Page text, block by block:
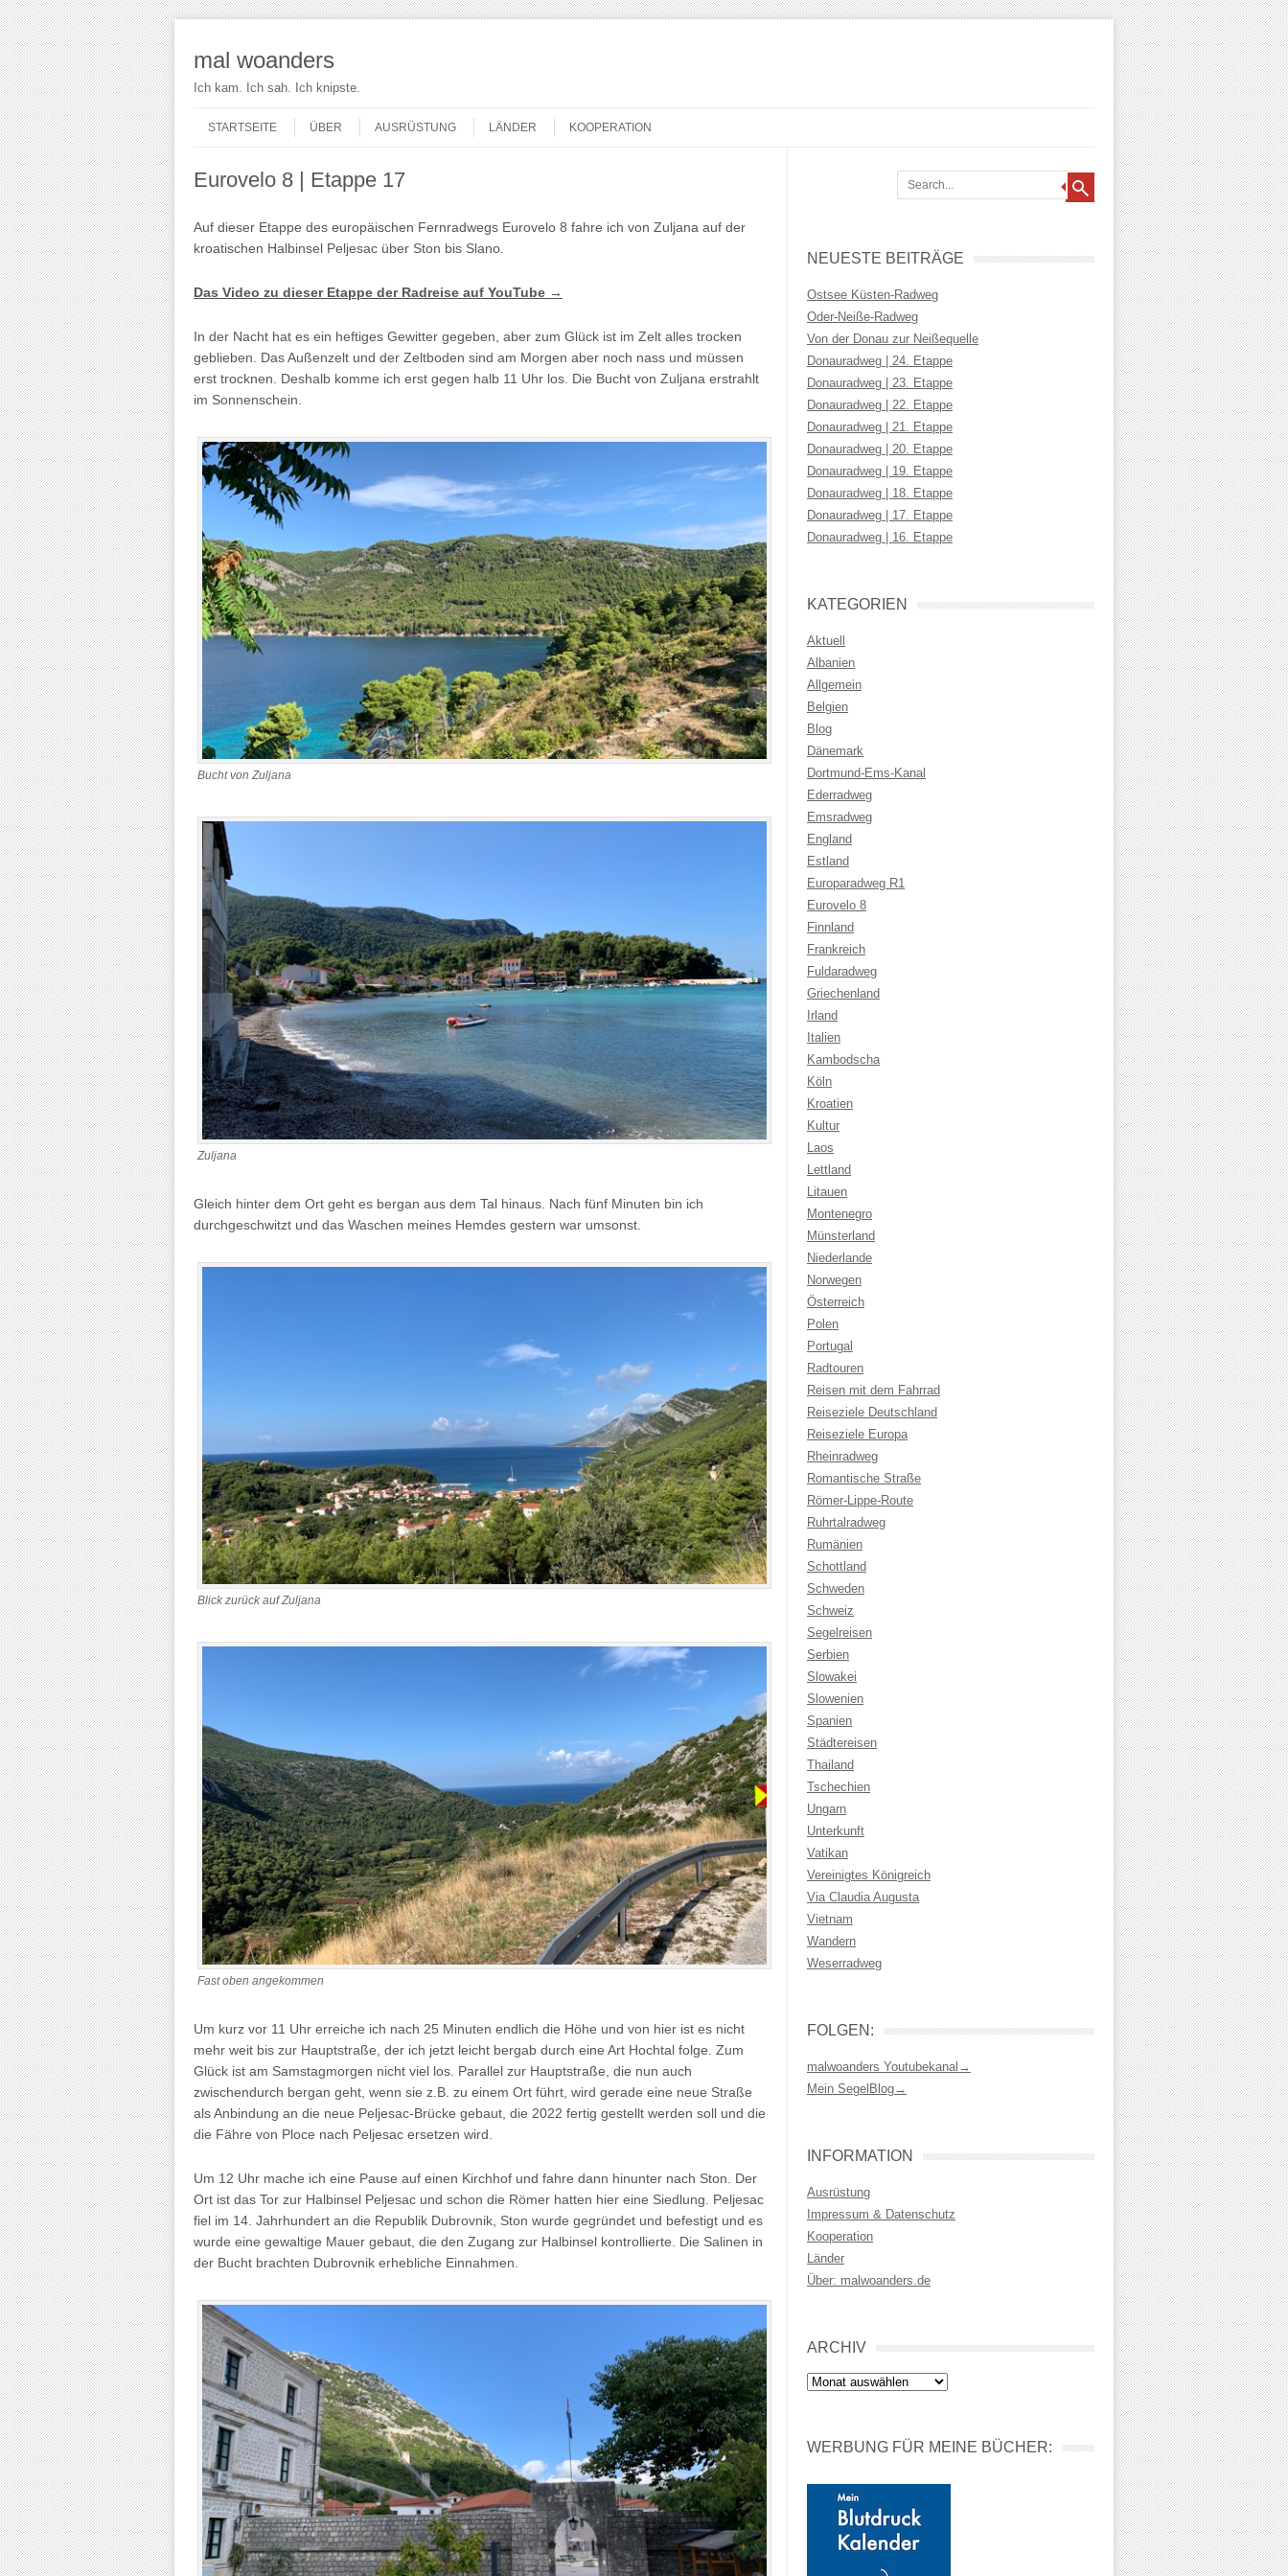
mal woanders
Ich kam. Ich sah. Ich knipste.
Menu
STARTSEITE
ÜBER AUSRÜSTUNG LÄNDER KOOPERATION
Eurovelo 8 | Etappe 17
Auf dieser Etappe des europäischen Fernradwegs Eurovelo 8 fahre ich von Zuljana auf der
kroatischen Halbinsel Peljesac über Ston bis Slano.
Das Video zu dieser Etappe der Radreise auf YouTube →
In der Nacht hat es ein heftiges Gewitter gegeben, aber zum Glück ist im Zelt alles trocken
geblieben. Das Außenzelt und der Zeltboden sind am Morgen aber noch nass und müssen
erst trocknen. Deshalb komme ich erst gegen halb 11 Uhr los. Die Bucht von Zuljana erstrahlt
im Sonnenschein.
Bucht von Zuljana
Zuljana
Gleich hinter dem Ort geht es bergan aus dem Tal hinaus. Nach fünf Minuten bin ich
durchgeschwitzt und das Waschen meines Hemdes gestern war umsonst.
Blick zurück auf Zuljana
Fast oben angekommen
Um kurz vor 11 Uhr erreiche ich nach 25 Minuten endlich die Höhe und von hier ist es nicht
mehr weit bis zur Hauptstraße, der ich jetzt leicht bergab durch eine Art Hochtal folge. Zum
Glück ist am Samstagmorgen nicht viel los. Parallel zur Hauptstraße, die nun auch
zwischendurch bergan geht, wenn sie z.B. zu einem Ort führt, wird gerade eine neue Straße
als Anbindung an die neue Peljesac-Brücke gebaut, die 2022 fertig gestellt werden soll und die
die Fähre von Ploce nach Peljesac ersetzen wird.
Um 12 Uhr mache ich eine Pause auf einen Kirchhof und fahre dann hinunter nach Ston. Der
Ort ist das Tor zur Halbinsel Peljesac und schon die Römer hatten hier eine Siedlung. Peljesac
fiel im 14. Jahrhundert an die Republik Dubrovnik, Ston wurde gegründet und befestigt und es
wurde eine gewaltige Mauer gebaut, die den Zugang zur Halbinsel kontrollierte. Die Salinen in
der Bucht brachten Dubrovnik erhebliche Einnahmen.
NEUESTE BEITRÄGE
Ostsee Küsten-Radweg
Oder-Neiße-Radweg
Von der Donau zur Neißequelle
Donauradweg | 24. Etappe
Donauradweg | 23. Etappe
Donauradweg | 22. Etappe
Donauradweg | 21. Etappe
Donauradweg | 20. Etappe
Donauradweg | 19. Etappe
Donauradweg | 18. Etappe
Donauradweg | 17. Etappe
Donauradweg | 16. Etappe
KATEGORIEN
Aktuell
Albanien
Allgemein
Belgien
Blog
Dänemark
Dortmund-Ems-Kanal
Ederradweg
Emsradweg
England
Estland
Europaradweg R1
Eurovelo 8
Finnland
Frankreich
Fuldaradweg
Griechenland
Irland
Italien
Kambodscha
Köln
Kroatien
Kultur
Laos
Lettland
Litauen
Montenegro
Münsterland
Niederlande
Norwegen
Österreich
Polen
Portugal
Radtouren
Reisen mit dem Fahrrad
Reiseziele Deutschland
Reiseziele Europa
Rheinradweg
Romantische Straße
Römer-Lippe-Route
Ruhrtalradweg
Rumänien
Schottland
Schweden
Schweiz
Segelreisen
Serbien
Slowakei
Slowenien
Spanien
Städtereisen
Thailand
Tschechien
Ungarn
Unterkunft
Vatikan
Vereinigtes Königreich
Via Claudia Augusta
Vietnam
Wandern
Weserradweg
FOLGEN:
malwoanders Youtubekanal→
Mein SegelBlog→
INFORMATION
Ausrüstung
Impressum & Datenschutz
Kooperation
Länder
Über: malwoanders.de
ARCHIV
Archiv
WERBUNG FÜR MEINE BÜCHER: